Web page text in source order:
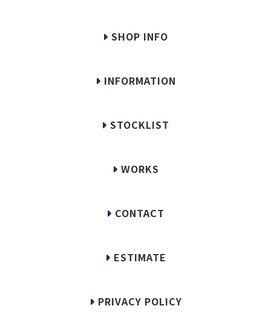
SHOP INFO
INFORMATION
STOCKLIST
WORKS
CONTACT
ESTIMATE
PRIVACY POLICY